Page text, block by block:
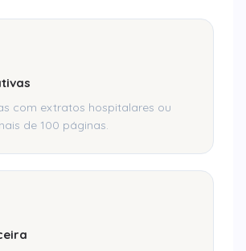
com extratos hospitalares ou
de 100 páginas.